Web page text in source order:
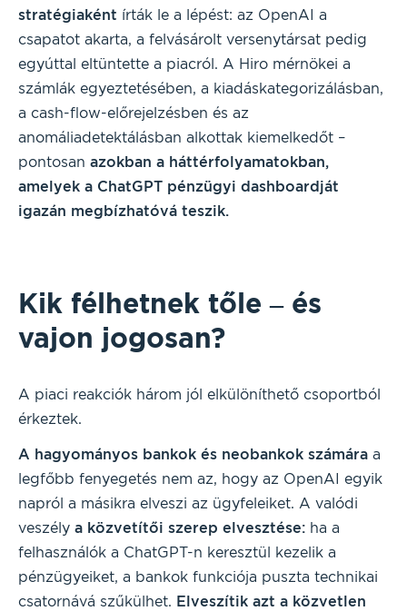
stratégiaként írták le a lépést: az OpenAI a
csapatot akarta, a felvásárolt versenytársat pedig
egyúttal eltüntette a piacról. A Hiro mérnökei a
számlák egyeztetésében, a kiadáskategorizálásban,
a cash-flow-előrejelzésben és az
anomáliadetektálásban alkottak kiemelkedőt –
pontosan azokban a háttérfolyamatokban,
amelyek a ChatGPT pénzügyi dashboardját
igazán megbízhatóvá teszik.
Kik félhetnek tőle – és
vajon jogosan?
A piaci reakciók három jól elkülöníthető csoportból
érkeztek.
A hagyományos bankok és neobankok számára a
legfőbb fenyegetés nem az, hogy az OpenAI egyik
napról a másikra elveszi az ügyfeleiket. A valódi
veszély a közvetítői szerep elvesztése: ha a
felhasználók a ChatGPT-n keresztül kezelik a
pénzügyeiket, a bankok funkciója puszta technikai
csatornává szűkülhet. Elveszítik azt a közvetlen